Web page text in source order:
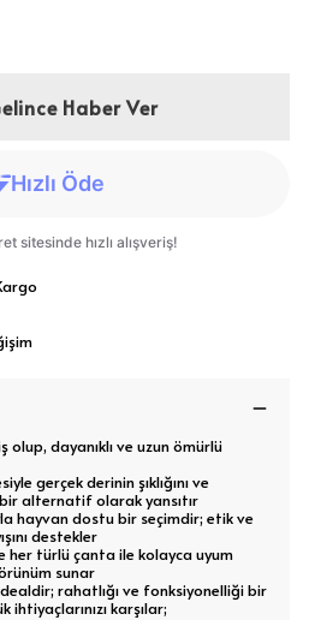
Haber Ver
olup, dayanıklı ve uzun ömürlü
gerçek derinin şıklığını ve
alternatif olarak yansıtır
hayvan dostu bir seçimdir; etik ve
destekler
her türlü çanta ile kolayca uyum
sunar
rahatlığı ve fonksiyonelliği bir
karşılar;